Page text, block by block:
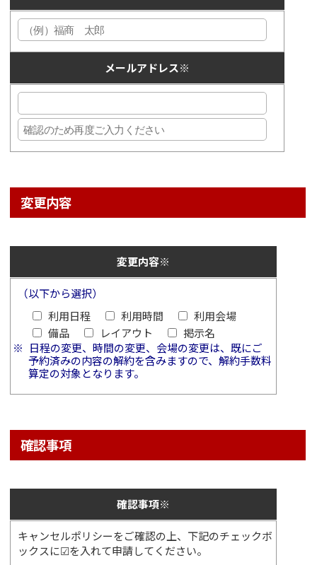
メールアドレス※
変更内容
変更内容※
（以下から選択）
利用日程
利用時間
利用会場
備品
レイアウト
掲示名
日程の変更、時間の変更、会場の変更は、既にご
予約済みの内容の解約を含みますので、解約手数料
算定の対象となります。
確認事項
確認事項※
キャンセルポリシーをご確認の上、下記のチェックボ
ックスに☑を入れて申請してください。